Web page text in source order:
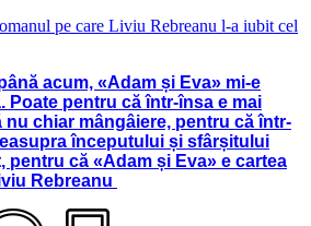
pe care Liviu Rebreanu l-a iubit cel
acum, «Adam și Eva» mi-e
Poate pentru că într-însa e mai
nu chiar mângâiere, pentru că într-
începutului și sfârșitului
pentru că «Adam și Eva» e cartea
Rebreanu